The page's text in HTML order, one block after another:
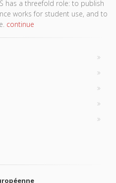
has a threefold role: to publish
works for student use, and to
continue